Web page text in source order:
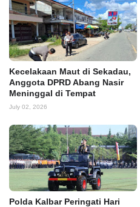
Kecelakaan Maut di Sekadau,
Anggota DPRD Abang Nasir
Meninggal di Tempat
July 02, 2026
Polda Kalbar Peringati Hari